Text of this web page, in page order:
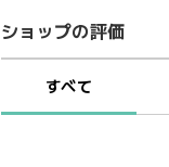
ショップの評価
すべて